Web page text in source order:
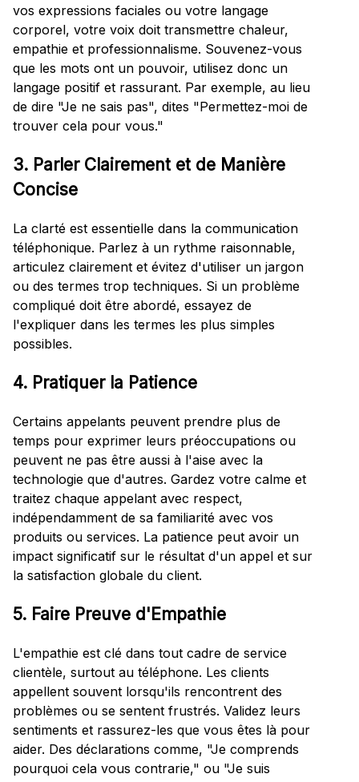
vos expressions faciales ou votre langage
corporel, votre voix doit transmettre chaleur,
empathie et professionnalisme. Souvenez-vous
que les mots ont un pouvoir, utilisez donc un
langage positif et rassurant. Par exemple, au lieu
de dire "Je ne sais pas", dites "Permettez-moi de
trouver cela pour vous."
3. Parler Clairement et de Manière
Concise
La clarté est essentielle dans la communication
téléphonique. Parlez à un rythme raisonnable,
articulez clairement et évitez d'utiliser un jargon
ou des termes trop techniques. Si un problème
compliqué doit être abordé, essayez de
l'expliquer dans les termes les plus simples
possibles.
4. Pratiquer la Patience
Certains appelants peuvent prendre plus de
temps pour exprimer leurs préoccupations ou
peuvent ne pas être aussi à l'aise avec la
technologie que d'autres. Gardez votre calme et
traitez chaque appelant avec respect,
indépendamment de sa familiarité avec vos
produits ou services. La patience peut avoir un
impact significatif sur le résultat d'un appel et sur
la satisfaction globale du client.
5. Faire Preuve d'Empathie
L'empathie est clé dans tout cadre de service
clientèle, surtout au téléphone. Les clients
appellent souvent lorsqu'ils rencontrent des
problèmes ou se sentent frustrés. Validez leurs
sentiments et rassurez-les que vous êtes là pour
aider. Des déclarations comme, "Je comprends
pourquoi cela vous contrarie," ou "Je suis